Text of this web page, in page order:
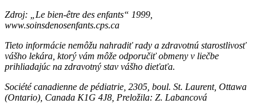
Zdroj: „Le bien-être des enfants“ 1999,
www.soinsdenosenfants.cps.ca
Tieto informácie nemôžu nahradiť rady a zdravotnú starostlivosť
vášho lekára, ktorý vám môže odporučiť obmeny v liečbe
prihliadajúc na zdravotný stav vášho dieťaťa.
Société canadienne de pédiatrie, 2305, boul. St. Laurent, Ottawa
(Ontario), Canada K1G 4J8, Preložila: Z. Labancová